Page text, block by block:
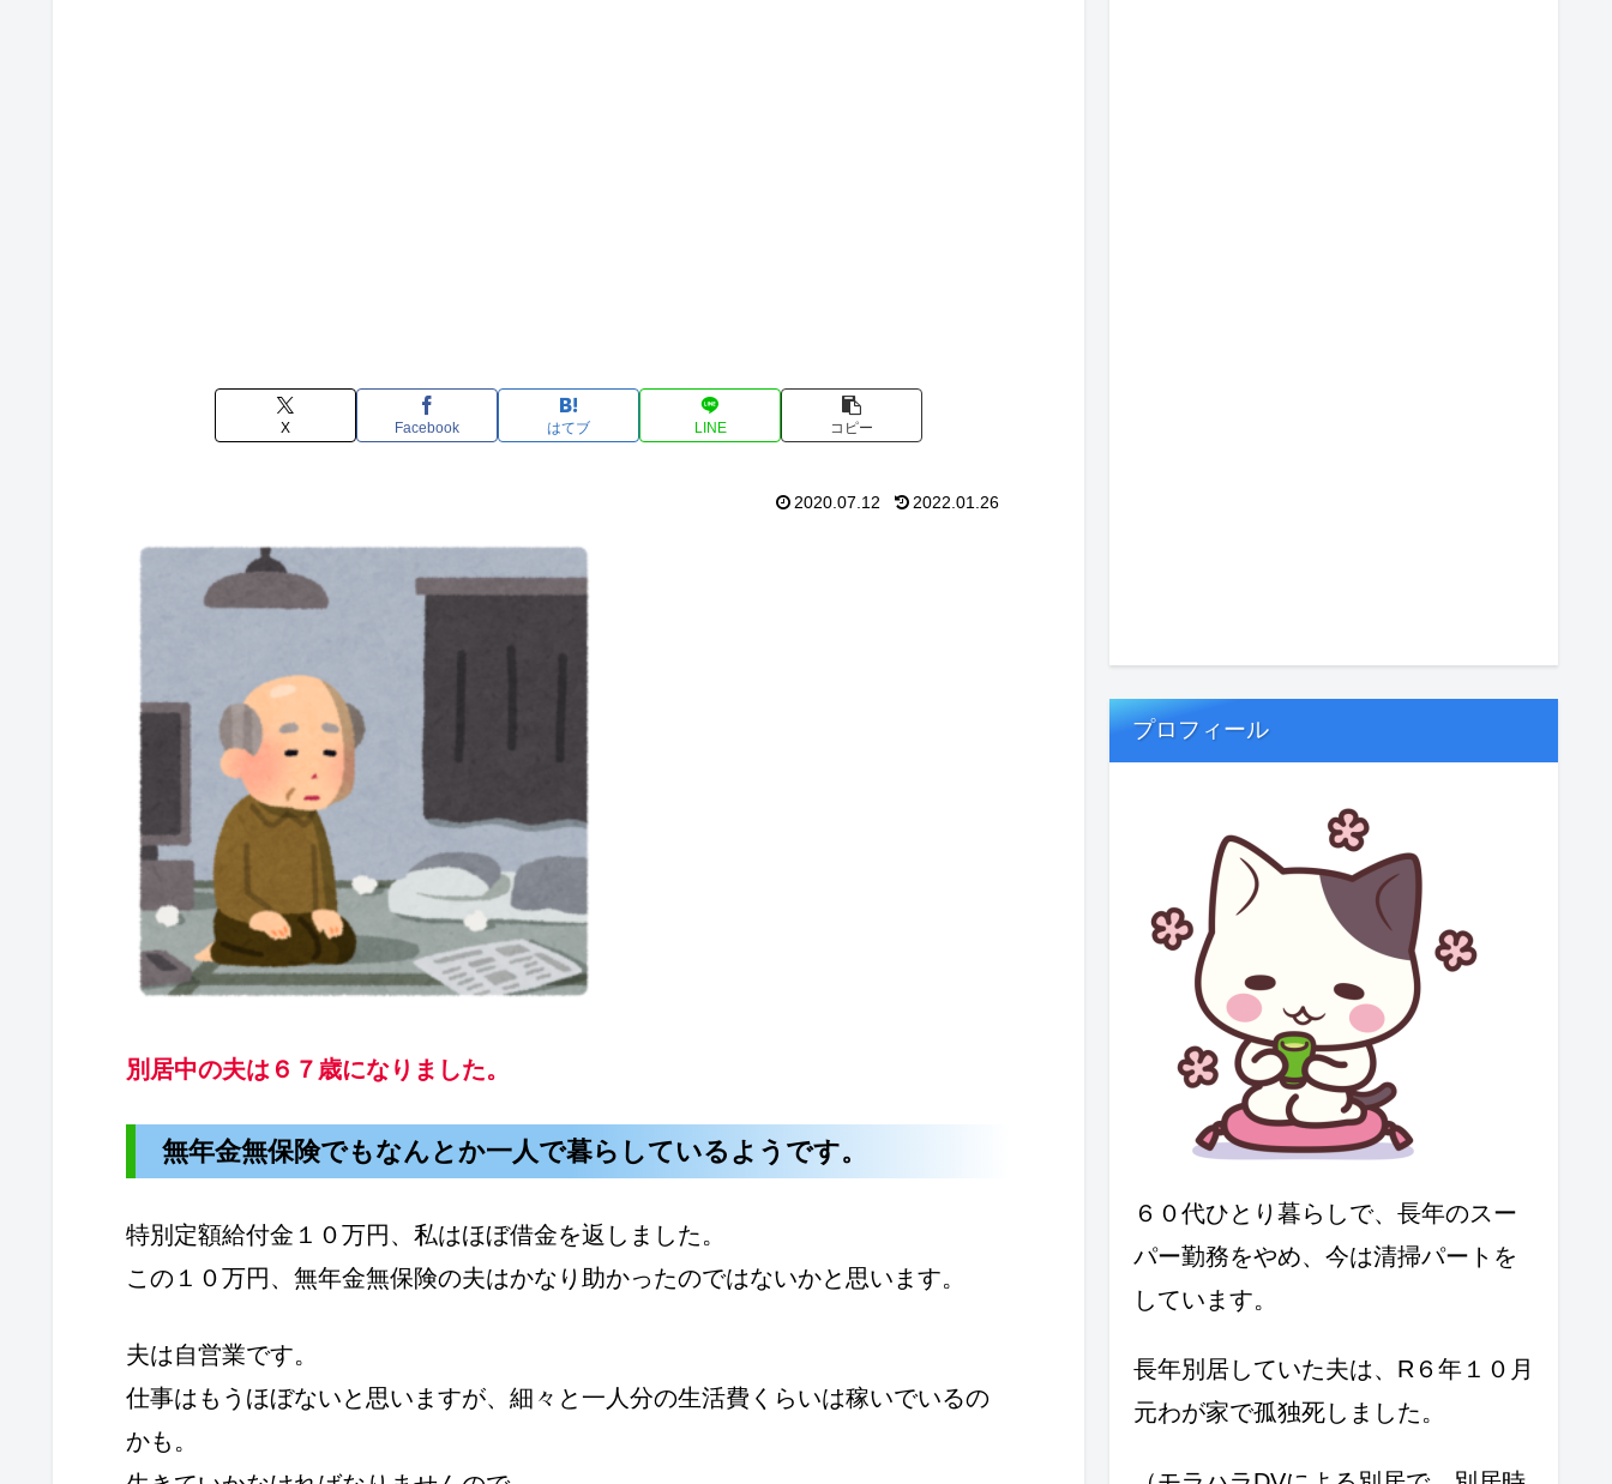
X Facebook はてブ LINE コピー
2020.07.12 2022.01.26
別居中の夫は６７歳になりました。
無年金無保険でもなんとか一人で暮らしているようです。
特別定額給付金１０万円、私はほぼ借金を返しました。
この１０万円、無年金無保険の夫はかなり助かったのではないかと思います。
夫は自営業です。
仕事はもうほぼないと思いますが、細々と一人分の生活費くらいは稼いでいるの
かも。
プロフィール
６０代ひとり暮らしで、長年のスー
パー勤務をやめ、今は清掃パートを
しています。
長年別居していた夫は、R６年１０月
元わが家で孤独死しました。